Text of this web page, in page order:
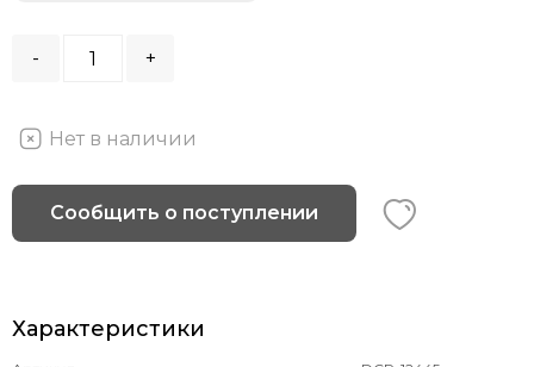
- +
Нет в наличии
Сообщить о поступлении
Характеристики